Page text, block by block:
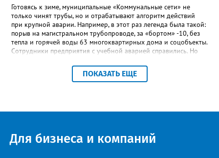
Готовясь к зиме, муниципальные «Коммунальные сети» не
только чинят трубы, но и отрабатывают алгоритм действий
при крупной аварии. Например, в этот раз легенда была такой:
порыв на магистральном трубопроводе, за «бортом» -10, без
тепла и горячей воды 63 многоквартирных дома и соцобъекты.
Сотрудники предприятия с учебной аварией справились. Но
отметили и недочёты. «Например, управляющие компании
несвоевременно приняли меры для предотвращения
— сообщила начальник Главного управления ГЖИ Ирина
оперативно делиться информацией со всеми
заинтересованными – от поставщика тепла до конечных
ПОКАЗАТЬ ЕЩЕ
Для бизнеса и компаний